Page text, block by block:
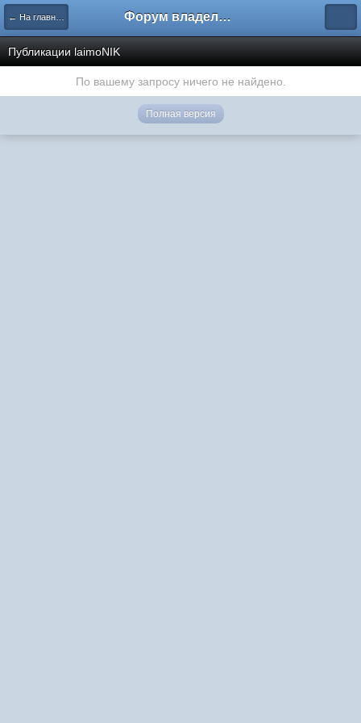
← На главную Форум владельцев интернет-магазинов
Публикации laimoNIK
По вашему запросу ничего не найдено.
Полная версия